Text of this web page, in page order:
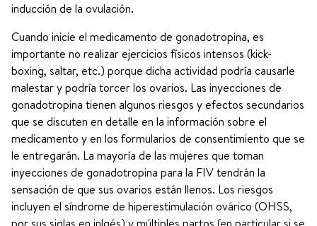
inducción de la ovulación.
Cuando inicie el medicamento de gonadotropina, es
importante no realizar ejercicios físicos intensos (kick-
boxing, saltar, etc.) porque dicha actividad podría causarle
malestar y podría torcer los ovarios. Las inyecciones de
gonadotropina tienen algunos riesgos y efectos secundarios
que se discuten en detalle en la información sobre el
medicamento y en los formularios de consentimiento que se
le entregarán. La mayoría de las mujeres que toman
inyecciones de gonadotropina para la FIV tendrán la
sensación de que sus ovarios están llenos. Los riesgos
incluyen el síndrome de hiperestimulación ovárico (OHSS,